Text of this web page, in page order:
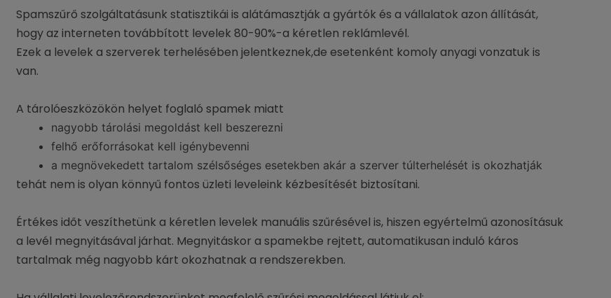
Spamszűrő szolgáltatásunk statisztikái is alátámasztják a gyártók és a vállalatok azon állítását,
hogy az interneten továbbított levelek 80-90%-a kéretlen reklámlevél.
Ezek a levelek a szerverek terhelésében jelentkeznek,de esetenként komoly anyagi vonzatuk is
van.
A tárolóeszközökön helyet foglaló spamek miatt
nagyobb tárolási megoldást kell beszerezni
felhő erőforrásokat kell igénybevenni
a megnövekedett tartalom szélsőséges esetekben akár a szerver túlterhelését is okozhatják
tehát nem is olyan könnyű fontos üzleti leveleink kézbesítését biztosítani.
Értékes időt veszíthetünk a kéretlen levelek manuális szűrésével is, hiszen egyértelmű azonosításuk
a levél megnyitásával járhat. Megnyitáskor a spamekbe rejtett, automatikusan induló káros
tartalmak még nagyobb kárt okozhatnak a rendszerekben.